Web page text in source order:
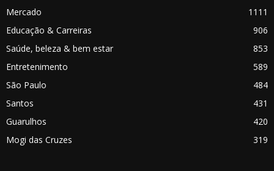
Mercado
1111
Educação & Carreiras
906
Saúde, beleza & bem estar
853
Entretenimento
589
São Paulo
484
Santos
431
Guarulhos
420
Mogi das Cruzes
319